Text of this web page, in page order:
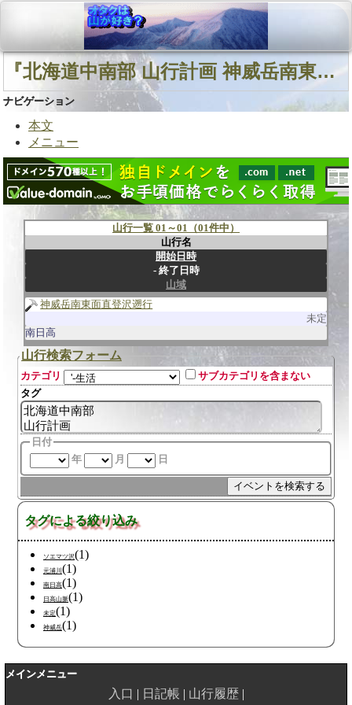
『北海道中南部 山行計画 神威岳南東面直登沢』に関連する山行
ナビゲーション
本文
メニュー
山行一覧 01～01（01件中）
山行名
開始日時
終了日時
山域
神威岳南東面直登沢遡行
未定
南日高
山行検索フォーム
カテゴリ
サブカテゴリを含まない
タグ
日付
年
月 日
タグによる絞り込み
ソエマツ沢(1)
元浦川 (1)
南日高(1)
日高山脈(1)
未定(1)
神威岳(1)
メインメニュー
入口 日記帳 山行履歴